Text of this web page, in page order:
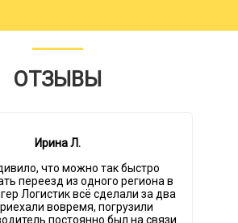
ОТЗЫВЫ
Ирина Л.
что можно так быстро
переезд из одного региона в
Логистик всё сделали за два
вовремя, погрузили
постоянно был на связи.